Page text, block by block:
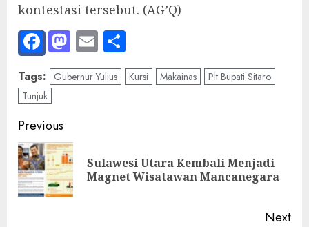
kontestasi tersebut. (AG’Q)
Facebook
Mastodon
Email
Tags: Gubernur Yulius Kursi Makainas
Plt Bupati Sitaro
Tunjuk
Post
navigation
Previous
Sulawesi Utara Kembali Menjadi
Magnet Wisatawan Mancanegara
Next